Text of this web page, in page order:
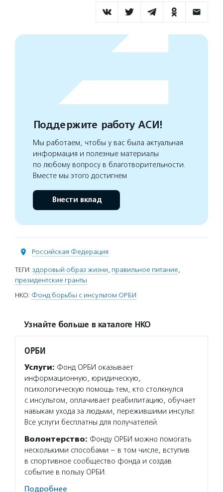
Поддержите работу АСИ!
Мы работаем, чтобы у вас была актуальная
информация и полезные материалы
по любому вопросу в благотворительности.
Вместе мы этого достигнем
Внести вклад
Российская Федерация
ТЕГИ: здоровый образ жизни, правильное питание,
президентские гранты
НКО: Фонд борьбы с инсультом ОРБИ
Узнайте больше в каталоге НКО
ОРБИ
Услуги: Фонд ОРБИ оказывает
информационную, юридическую,
психологическую помощь тем, кто столкнулся
с инсультом, оплачивает реабилитацию, обучает
навыкам ухода за людьми, пережившими инсульт.
Все услуги бесплатны для получателей.
Волонтерство: Фонду ОРБИ можно помогать
несколькими способами – в том числе, вступив
в спортивное сообщество фонда и создав
событие в пользу ОРБИ.
Подробнее